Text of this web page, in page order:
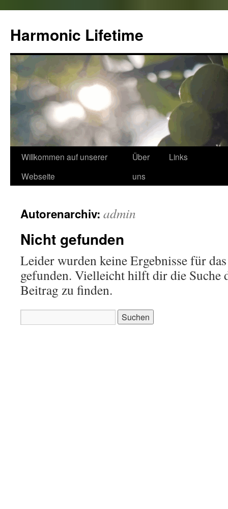
springen
Harmonic Lifetime
Willkommen auf unserer
Webseite
Über
uns
Links
Autorenarchiv: admin
Nicht gefunden
Leider wurden keine Ergebnisse für
gefunden. Vielleicht hilft dir die Suche
Beitrag zu finden.
nach: